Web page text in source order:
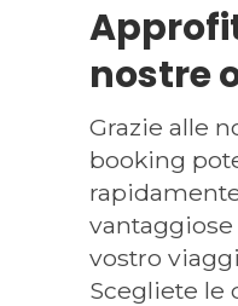
nostre
Grazie alle
booking
vostro
Scegliete le